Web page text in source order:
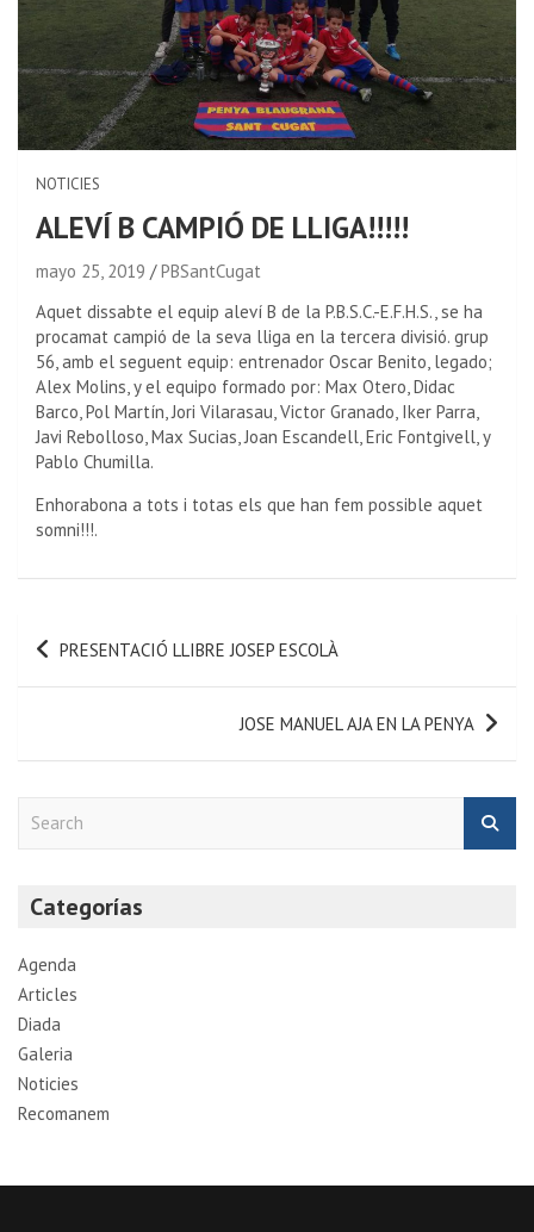
NOTICIES
ALEVÍ B CAMPIÓ DE LLIGA!!!!!
mayo 25, 2019
PBSantCugat
Aquet dissabte el equip aleví B de la P.B.S.C.-E.F.H.S., se ha
procamat campió de la seva lliga en la tercera divisió. grup
56, amb el seguent equip: entrenador Oscar Benito, legado;
Alex Molins, y el equipo formado por: Max Otero, Didac
Barco, Pol Martín, Jori Vilarasau, Victor Granado, Iker Parra,
Javi Rebolloso, Max Sucias, Joan Escandell, Eric Fontgivell, y
Pablo Chumilla.
Enhorabona a tots i totas els que han fem possible aquet
somni!!!.
PRESENTACIÓ LLIBRE JOSEP ESCOLÀ
JOSE MANUEL AJA EN LA PENYA
Categorías
Agenda
Articles
Diada
Galeria
Noticies
Recomanem